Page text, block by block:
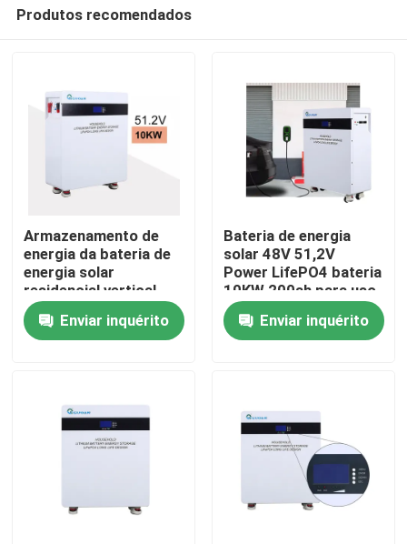
Casa
Vídeos
Produtos recomendados
Armazenamento de
energia da bateria de
energia solar
residencial vertical
51,2 V 10 kWh 200 Ah
Enviar inquérito
Bateria de energia
solar 48V 51,2V
Power LifePO4 bateria
10KW 200ah para uso
doméstico
Enviar inquérito